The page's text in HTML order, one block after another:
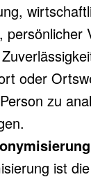
persönlicher
oder
zu
ist